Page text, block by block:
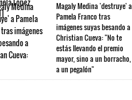
Magaly Medina 'destruye' a
Pamela Franco tras
imágenes suyas besando a
Christian Cueva: "No te
estás llevando el premio
mayor, sino a un borracho,
a un pegalón"